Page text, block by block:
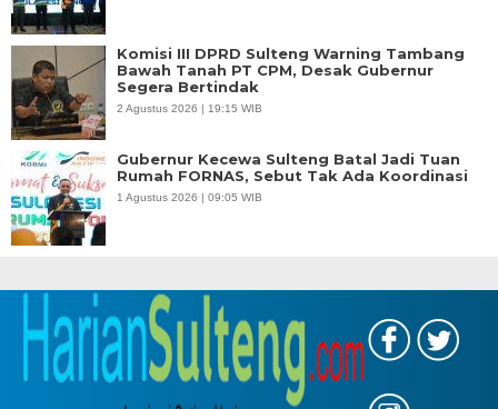
Komisi III DPRD Sulteng Warning Tambang
Bawah Tanah PT CPM, Desak Gubernur
Segera Bertindak
2 Agustus 2026 | 19:15 WIB
Gubernur Kecewa Sulteng Batal Jadi Tuan
Rumah FORNAS, Sebut Tak Ada Koordinasi
1 Agustus 2026 | 09:05 WIB